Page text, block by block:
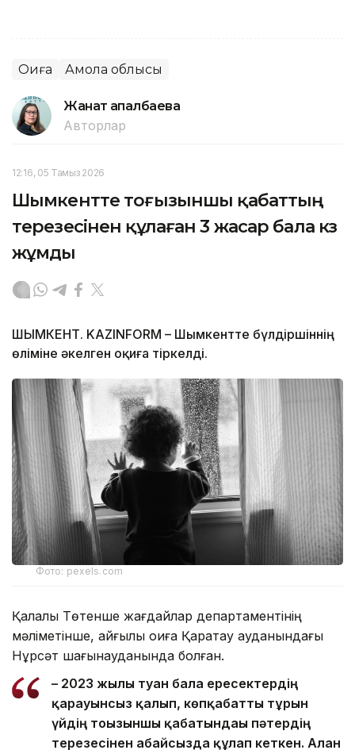
Оқиға Ақмола облысы
Жанат Қапалбаева
Авторлар
12:16, 05 Тамыз 2026
Шымкентте тоғызыншы қабаттың
терезесінен құлаған 3 жасар бала көз
жұмды
ШЫМКЕНТ. KAZINFORM – Шымкентте бүлдіршіннің
өліміне әкелген оқиға тіркелді.
Фото: pexels.com
Қалалық Төтенше жағдайлар департаментінің
мәліметінше, қайғылы оқиға Қаратау ауданындағы
Нұрсәт шағынауданында болған.
– 2023 жылы туған бала ересектердің
қарауынсыз қалып, көпқабатты тұрғын
үйдің тоғызыншы қабатындағы пәтердің
терезесінен абайсызда құлап кеткен. Алған